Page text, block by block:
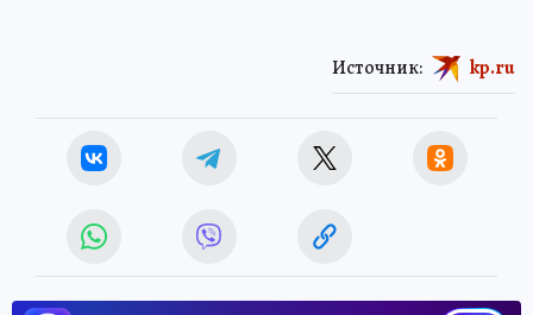
Источник: kp.ru